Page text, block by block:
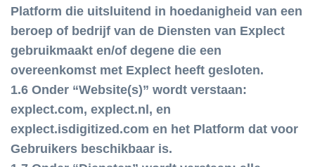
Platform die uitsluitend in hoedanigheid van een
beroep of bedrijf van de Diensten van Explect
gebruikmaakt en/of degene die een
overeenkomst met Explect heeft gesloten.
1.6 Onder “Website(s)” wordt verstaan:
explect.com, explect.nl, en
explect.isdigitized.com en het Platform dat voor
Gebruikers beschikbaar is.